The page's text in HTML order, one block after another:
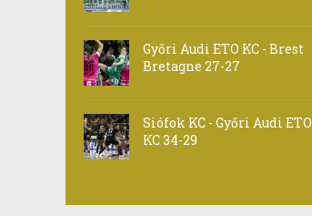
Győri Audi ETO KC - Brest
Bretagne 27-27
Siófok KC - Győri Audi ETO
KC 34-29